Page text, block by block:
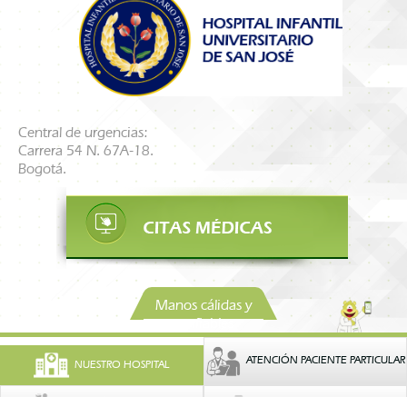
Central de urgencias:
Carrera 54 N. 67A-18.
Bogotá.
Manos cálidas y
confiables
NUESTRO HOSPITAL ATENCIÓN PACIENTE PARTICULAR